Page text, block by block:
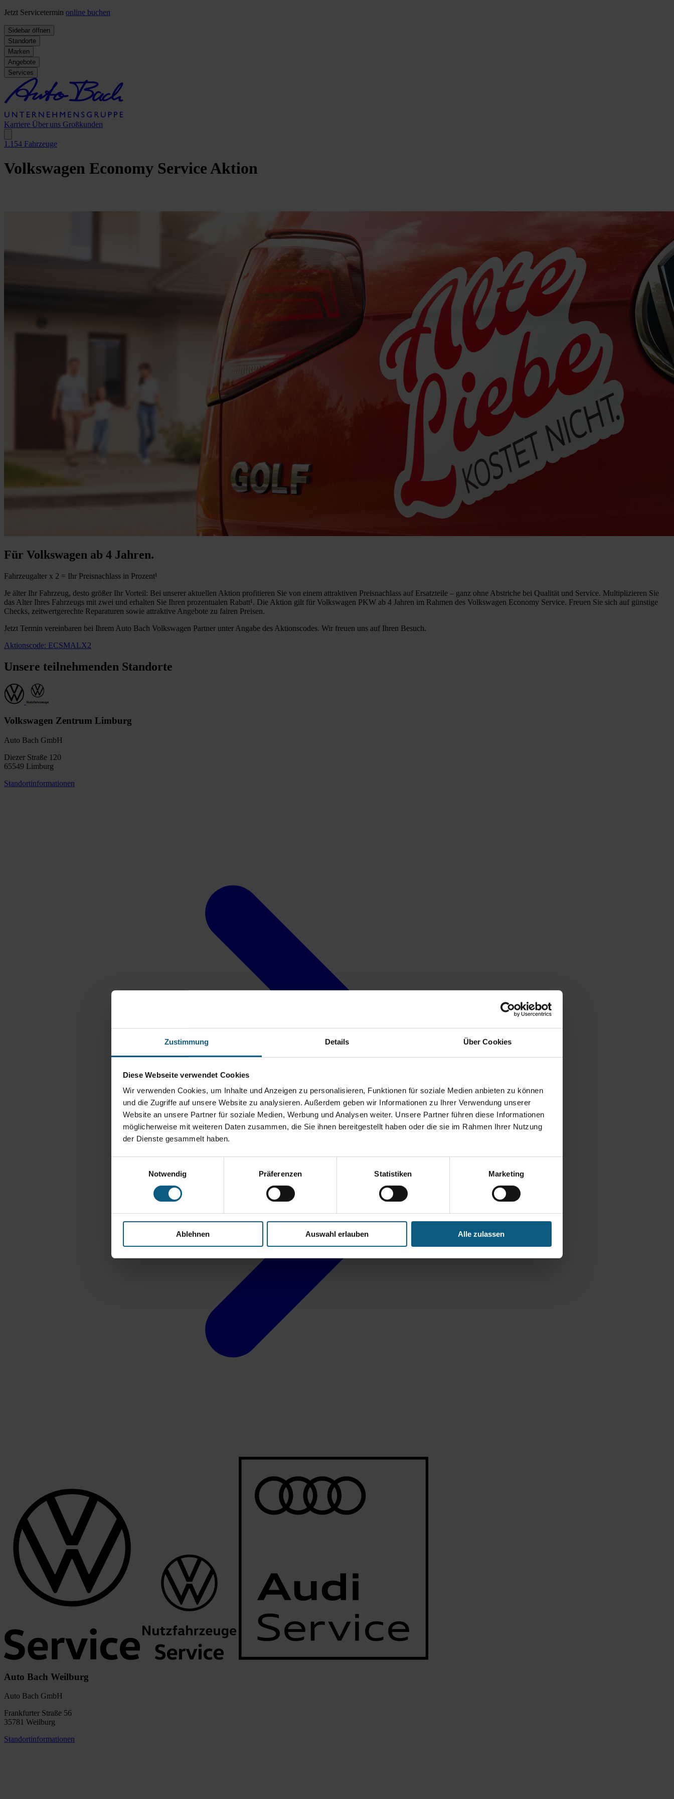
Zustimmung Details Über Cookies
Diese Webseite verwendet Cookies
Wir verwenden Cookies, um Inhalte und Anzeigen zu personalisieren, Funktionen für soziale Medien anbieten zu können
und die Zugriffe auf unsere Website zu analysieren. Außerdem geben wir Informationen zu Ihrer Verwendung unserer
Website an unsere Partner für soziale Medien, Werbung und Analysen weiter. Unsere Partner führen diese Informationen
möglicherweise mit weiteren Daten zusammen, die Sie ihnen bereitgestellt haben oder die sie im Rahmen Ihrer Nutzung
der Dienste gesammelt haben.
Notwendig
Präferenzen Statistiken Marketing
Ablehnen Auswahl erlauben Alle zulassen
Jetzt Servicetermin online buchen
Sidebar öffnen
Standorte
Marken
Angebote
Services
Karriere Über uns Großkunden
1.154 Fahrzeuge
Volkswagen Economy Service Aktion
Für Volkswagen ab 4 Jahren.
Fahrzeugalter x 2 = Ihr Preisnachlass in Prozent¹
Je älter Ihr Fahrzeug, desto größer Ihr Vorteil: Bei unserer aktuellen Aktion profitieren Sie von einem attraktiven Preisnachlass auf Ersatzteile – ganz ohne Abstriche bei Qualität und Service. Multiplizieren Sie
das Alter Ihres Fahrzeugs mit zwei und erhalten Sie Ihren prozentualen Rabatt¹. Die Aktion gilt für Volkswagen PKW ab 4 Jahren im Rahmen des Volkswagen Economy Service. Freuen Sie sich auf günstige
Checks, zeitwertgerechte Reparaturen sowie attraktive Angebote zu fairen Preisen.
Jetzt Termin vereinbaren bei Ihrem Auto Bach Volkswagen Partner unter Angabe des Aktionscodes. Wir freuen uns auf Ihren Besuch.
Aktionscode: ECSMALX2
Unsere teilnehmenden Standorte
Volkswagen Zentrum Limburg
Auto Bach GmbH
Diezer Straße 120
65549 Limburg
Standortinformationen
Auto Bach Weilburg
Auto Bach GmbH
Frankfurter Straße 56
35781 Weilburg
Standortinformationen